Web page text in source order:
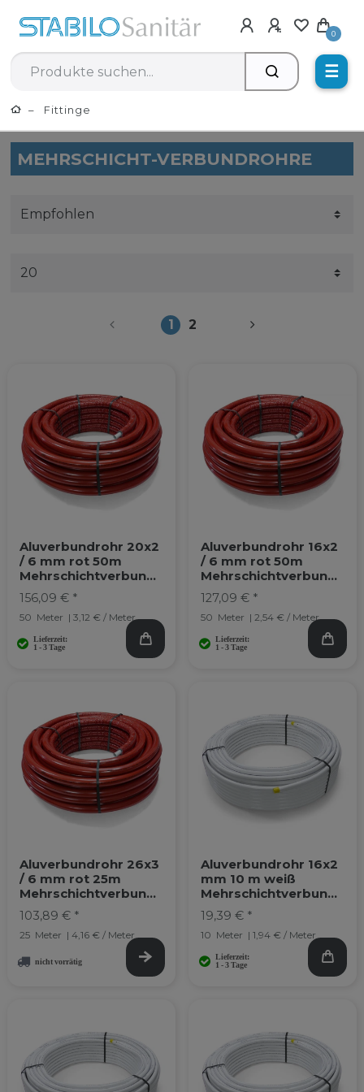
0
☰
Fittinge
MEHRSCHICHT-VERBUNDROHRE
1 2
Aluverbundrohr 20x2
/ 6 mm rot 50m
Mehrschichtverbundr
ohr
156,09 € *
50 Meter | 3,12 € / Meter
Aluverbundrohr 16x2
/ 6 mm rot 50m
Mehrschichtverbundr
ohr
127,09 € *
50 Meter | 2,54 € / Meter
Aluverbundrohr 26x3
/ 6 mm rot 25m
Mehrschichtverbundr
ohr
103,89 € *
25 Meter | 4,16 € / Meter
Aluverbundrohr 16x2
mm 10 m weiß
Mehrschichtverbundr
ohr
19,39 € *
10 Meter | 1,94 € / Meter